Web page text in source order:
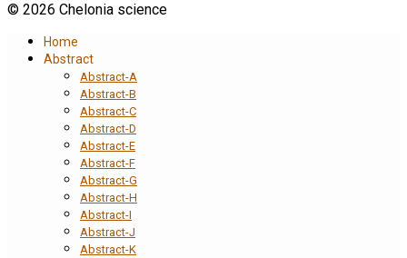
© 2026 Chelonia science
Home
Abstract
Abstract-A
Abstract-B
Abstract-C
Abstract-D
Abstract-E
Abstract-F
Abstract-G
Abstract-H
Abstract-I
Abstract-J
Abstract-K